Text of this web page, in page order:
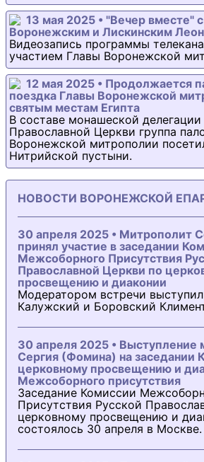
13 мая 2025 • "Вечер вместе"
Воронежским и Лискинским
Видеозапись программы
участием Главы Воронежской
12 мая 2025 • Продолжается
поездка Главы Воронежской
святым местам Египта
В составе монашеской делегации
Православной Церкви группа
Воронежской митрополии
Нитрийской пустыни.
НОВОСТИ ВОРОНЕЖСКОЙ
30 апреля 2025 • Митрополит
принял участие в заседании
Межсоборного Присутствия
Православной Церкви по
просвещению и диаконии
Модератором встречи
Калужский и Боровский
30 апреля 2025 • Выступление
Сергия (Фомина) на заседании
церковному просвещению и
Межсоборного присутствия
Заседание Комиссии
Присутствия Русской
церковному просвещению и
состоялось 30 апреля в Москве.